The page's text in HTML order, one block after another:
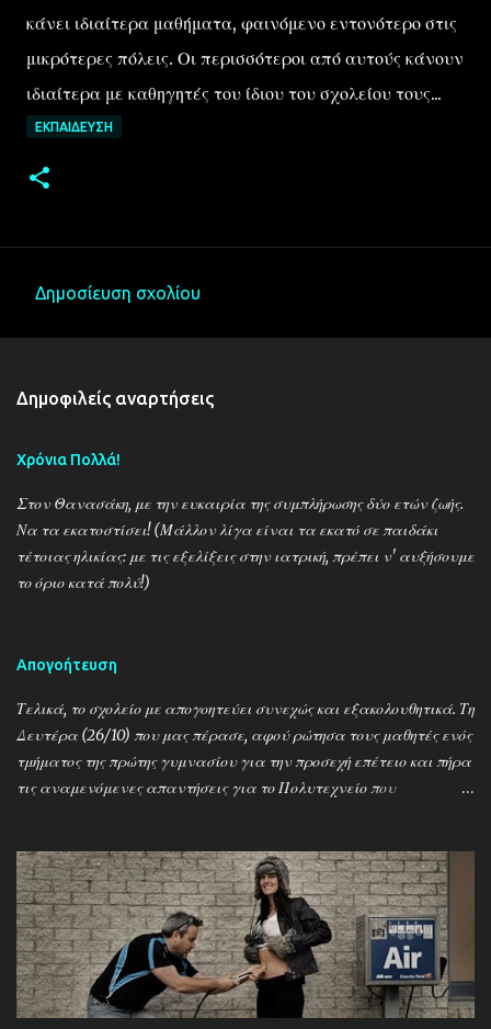
κάνει ιδιαίτερα μαθήματα, φαινόμενο εντονότερο στις
μικρότερες πόλεις. Οι περισσότεροι από αυτούς κάνουν
ιδιαίτερα με καθηγητές του ίδιου του σχολείου τους...
ΕΚΠΑΊΔΕΥΣΗ
λ
α
Δημοσίευση σχολίου
Δημοφιλείς αναρτήσεις
Χρόνια Πολλά!
Στον Θανασάκη, με την ευκαιρία της συμπλήρωσης δύο ετών ζωής.
Να τα εκατοστίσει! (Μάλλον λίγα είναι τα εκατό σε παιδάκι
τέτοιας ηλικίας: με τις εξελίξεις στην ιατρική, πρέπει ν' αυξήσουμε
το όριο κατά πολύ!)
Απογοήτευση
Τελικά, το σχολείο με απογοητεύει συνεχώς και εξακολουθητικά. Τη
Δευτέρα (26/10) που μας πέρασε, αφού ρώτησα τους μαθητές ενός
τμήματος της πρώτης γυμνασίου για την προσεχή επέτειο και πήρα
τις αναμενόμενες απαντήσεις για το Πολυτεχνείο που
που είχαμε και σύντομα και περιεκτικά τούς μίλησα για τον 2ο
Παγκόσμιο, τον Εμμανουέλε Γκράτσι, τον Μεταξά, το «Alors, c'est
la guerre!» (…) την εαρινή επίθεση, την Κατοχή (στην Ελλάδα και
ειδικά στην Καλαμπάκα), την πυρπόληση της πόλης μας, την
απελευθέρωση, τον εμφύλιο. Τα γράψαμε στον πίνακα, τα
εξηγήσαμε, ρωτούσαν, απαντούσα κ.λπ. Την άλλη μέρα, στην
σχετική σχολική γιορτή, άκουσαν για τα γεγονότα, είδαν βίντεο